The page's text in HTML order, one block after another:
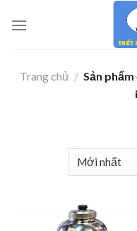
Trang chủ / Sản